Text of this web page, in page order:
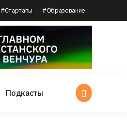
#Стартапы #Образование
Подкасты